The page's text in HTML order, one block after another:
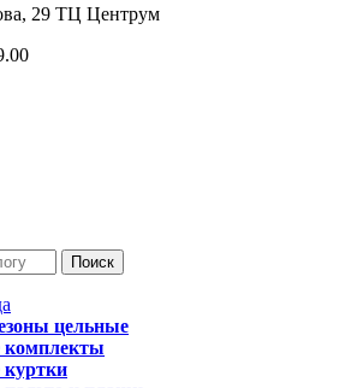
29 ТЦ Центрум
Поиск
цельные
комплекты
куртки